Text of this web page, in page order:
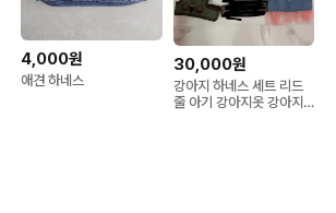
4,000원
애견 하네스
30,000원
강아지 하네스 세트 리드
줄 아기 강아지옷 강아지